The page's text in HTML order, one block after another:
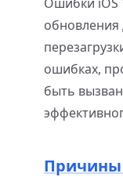
ошибках,
быть
Причины